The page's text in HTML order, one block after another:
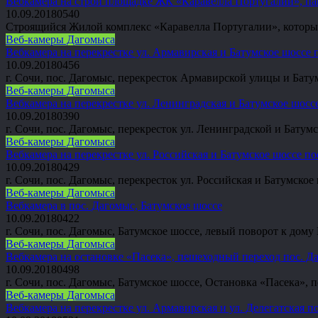
10.09.20180540
Строящийся Жилой комплекс «Каравелла Португалии»,
Веб-камеры Дагомыса
Вебкамера на перекрестке ул. Армавирская и Батумское шоссе
10.09.20180456
г. Сочи, пос. Дагомыс, перекресток Армавирской улицы и
Веб-камеры Дагомыса
Вебкамера на перекрестке ул. Ленинградская и Батумское
10.09.20180390
г. Сочи, пос. Дагомыс, перекресток ул. Ленинградской и
Веб-камеры Дагомыса
Вебкамера на перекрестке ул. Российская и Батумское шоссе
10.09.20180429
г. Сочи, пос. Дагомыс, перекресток ул. Российская и Батумское
Веб-камеры Дагомыса
Вебкамера в пос. Дагомыс, Батумское шоссе
10.09.20180422
г. Сочи, пос. Дагомыс, Батумское шоссе, левый поворот к
Веб-камеры Дагомыса
Вебкамера на остановке «Пасека», пешеходный переход пос.
10.09.20180498
г. Сочи, пос. Дагомыс, Батумское шоссе, Остановка
Веб-камеры Дагомыса
Вебкамера на перекрестке ул. Армавирская и ул. Делегатская